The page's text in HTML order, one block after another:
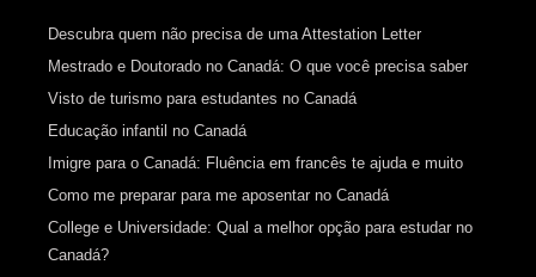
Descubra quem não precisa de uma Attestation Letter
Mestrado e Doutorado no Canadá: O que você precisa saber
Visto de turismo para estudantes no Canadá
Educação infantil no Canadá
Imigre para o Canadá: Fluência em francês te ajuda e muito
Como me preparar para me aposentar no Canadá
College e Universidade: Qual a melhor opção para estudar no
Canadá?